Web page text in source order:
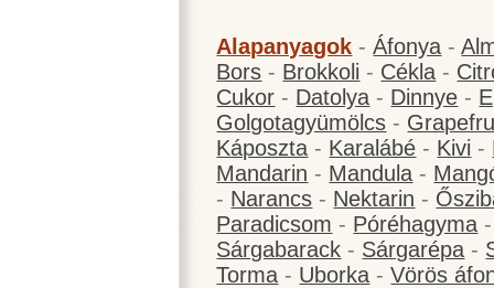
Alapanyagok -Áfonya -
Bors - Brokkoli - Cékla -
Cukor - Datolya - Dinnye -
Golgotagyümölcs -
Káposzta - Karalábé - Kivi -
Mandarin - Mandula -
- Narancs - Nektarin -
Paradicsom - Póréhagyma
Sárgabarack - Sárgarépa -
Torma - Uborka -Vörös